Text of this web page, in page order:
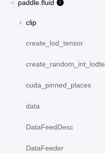
paddle.fluid
clip
create_lod_tensor
create_random_int_lodtensor
cuda_pinned_places
data
DataFeedDesc
DataFeeder